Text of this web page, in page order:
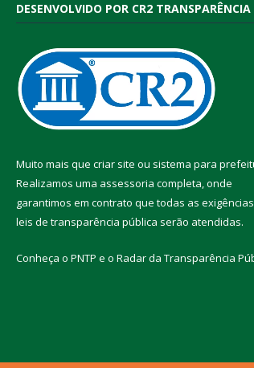
DESENVOLVIDO POR CR2 TRANSPARÊNCIA
Muito mais que criar site ou sistema para
Realizamos uma assessoria completa, onde
garantimos em contrato que todas as
leis de transparência pública serão atendidas.
Conheça o PNTP e o Radar da Transparência